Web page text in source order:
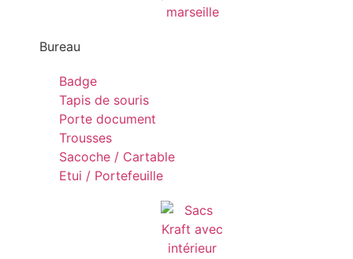
Bureau
Badge
Tapis de souris
Porte document
Trousses
Sacoche / Cartable
Etui / Portefeuille